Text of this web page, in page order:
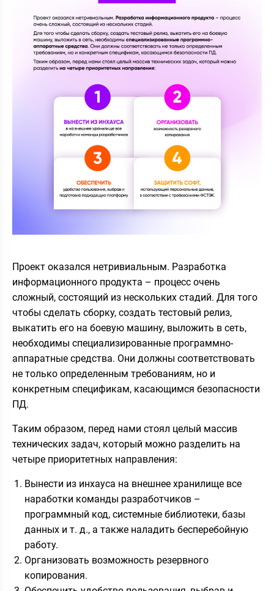
Проект оказался нетривиальным. Разработка
информационного продукта – процесс очень
сложный, состоящий из нескольких стадий. Для того
чтобы сделать сборку, создать тестовый релиз,
выкатить его на боевую машину, выложить в сеть,
необходимы специализированные программно-
аппаратные средства. Они должны соответствовать
не только определенным требованиям, но и
конкретным спецификам, касающимся безопасности
ПД.
Таким образом, перед нами стоял целый массив
технических задач, который можно разделить на
четыре приоритетных направления:
Вынести из инхауса на внешнее хранилище все
наработки команды разработчиков –
программный код, системные библиотеки, базы
данных и т. д., а также наладить бесперебойную
работу.
Организовать возможность резервного
копирования.